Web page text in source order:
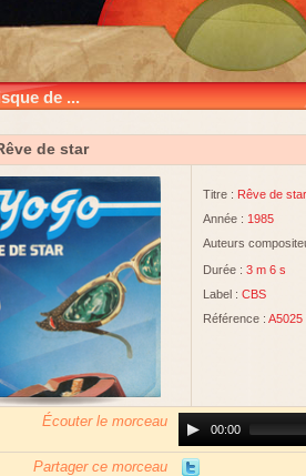
de ...
de star
Titre : Rêve de star
Année : 1985
Auteurs
Durée : 3 m 6 s
Label : CBS
Référence : A5025
Écouter le morceau
Player00:00
Partager ce morceau